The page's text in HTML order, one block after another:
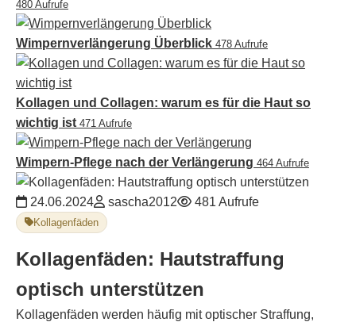
480 Aufrufe
Wimpernverlängerung Überblick 478 Aufrufe
Kollagen und Collagen: warum es für die Haut so
wichtig ist 471 Aufrufe
Wimpern-Pflege nach der Verlängerung 464 Aufrufe
24.06.2024 sascha2012 481 Aufrufe
Kollagenfäden
Kollagenfäden: Hautstraffung
optisch unterstützen
Kollagenfäden werden häufig mit optischer Straffung,